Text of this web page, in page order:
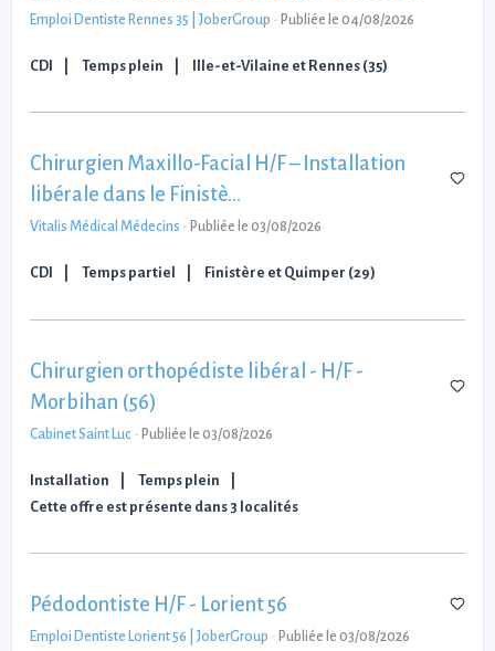
Emploi Dentiste Rennes 35 | JoberGroup - Publiée le 04/08/2026
CDI Temps plein Ille-et-Vilaine et Rennes (35)
Chirurgien Maxillo-Facial H/F – Installation
libérale dans le Finistè…
Vitalis Médical Médecins - Publiée le 03/08/2026
CDI Temps partiel Finistère et Quimper (29)
Chirurgien orthopédiste libéral - H/F -
Morbihan (56)
Cabinet Saint Luc - Publiée le 03/08/2026
Installation
Temps plein
Cette offre est présente dans 3 localités
Pédodontiste H/F - Lorient 56
Emploi Dentiste Lorient 56 | JoberGroup - Publiée le 03/08/2026